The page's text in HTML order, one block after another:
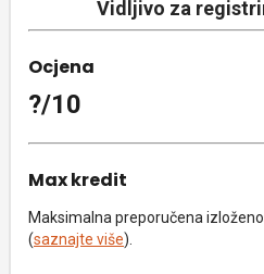
Vidljivo za
Ocjena
?/10
Max kredit
Maksimalna preporučena
(saznajte više).